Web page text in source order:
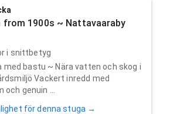
from 1900s ~ Nattavaaraby
i snittbetyg
bastu ~ Nära vatten och skog i
Vackert inredd med
genuin ...
för denna stuga →